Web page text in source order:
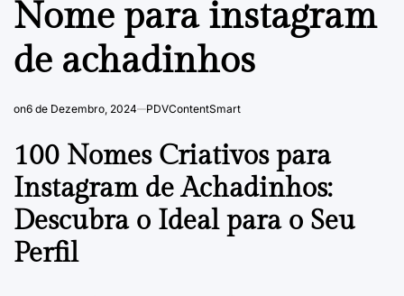
Nome para instagram
de achadinhos
on6 de Dezembro, 2024 PDVContentSmart
100 Nomes Criativos para
Instagram de Achadinhos:
Descubra o Ideal para o Seu
Perfil